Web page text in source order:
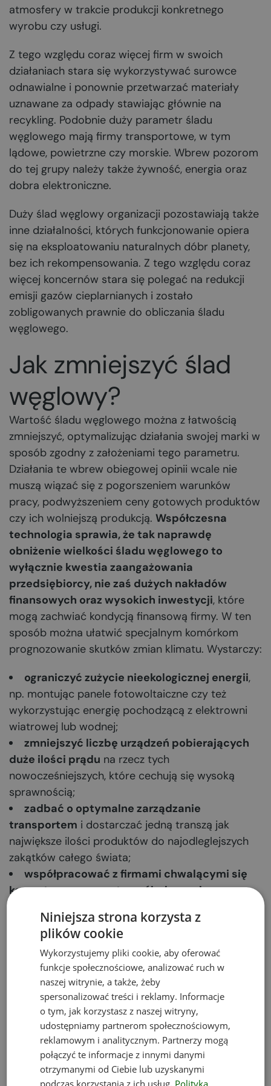
atmosfery w trakcie produkcji konkretnego
wyrobu czy usługi.
Z tego względu coraz więcej firm w swoich
działaniach stara się wykorzystywać surowce
odnawialne i ponownie przetwarzać materiały
uznawane za odpady stawiając głównie na
recykling. Podobnie duży parametr śladu
węglowego mają firmy transportowe, w tym
lądowe, powietrzne czy morskie. Wbrew pozorom
do tej grupy należy także żywność, energia oraz
dobra elektroniczne.
Duży ślad węglowy organizacji pozostawiają także
inne działalności, których funkcjonowanie opiera
się na eksploatowaniu naturalnych dóbr planety,
bez ich rekompensowania. Z tego względu coraz
więcej koncernów stara się polegać na redukcji
emisji gazów cieplarnianych i zostało
zobligowanych prawnie do obliczania śladu
węglowego.
Jak zmniejszyć ślad
węglowy?
Wartość śladu węglowego można z łatwością
zmniejszyć, optymalizując działania swojej marki w
sposób zgodny z założeniami tego parametru.
Działania te wbrew obiegowej opinii wcale nie
muszą wiązać się z pogorszeniem warunków
pracy, podwyższeniem ceny gotowych produktów
czy ich wolniejszą produkcją. Współczesna
technologia sprawia, że tak naprawdę
obniżenie wielkości śladu węglowego to
wyłącznie kwestia zaangażowania
przedsiębiorcy, nie zaś dużych nakładów
finansowych oraz wysokich inwestycji, które
mogą zachwiać kondycją finansową firmy. W ten
sposób można ułatwić specjalnym komórkom
prognozowanie skutków zmian klimatu. Wystarczy:
ograniczyć zużycie nieekologicznej energii,
np. montując panele fotowoltaiczne czy też
wykorzystując energię pochodzącą z elektrowni
wiatrowej lub wodnej;
zmniejszyć liczbę urządzeń pobierających
duże ilości prądu na rzecz tych
nowocześniejszych, które cechują się wysoką
sprawnością;
zadbać o optymalne zarządzanie
transportem i dostarczać jedną transzą jak
największe ilości produktów do najodleglejszych
zakątków całego świata;
współpracować z firmami chwalącymi się
korzystnym parametrem śladu węglowego;
na rzecz tych pochodzących z recyklingu
postaci papierowej torby w miejsce foliowej
jednorazówki;
jak najczęściej obliczać ekwiwalent
dwutlenku węgla, co pozwoli szybko reagować
na niekorzystne zmiany wynikające np. z
wprowadzenia do firmy nowych, prądożernych
urządzeń.
Niniejsza strona korzysta z
plików cookie
Wykorzystujemy pliki cookie, aby oferować
funkcje społecznościowe, analizować ruch w
naszej witrynie, a także, żeby
spersonalizować treści i reklamy. Informacje
o tym, jak korzystasz z naszej witryny,
udostępniamy partnerom społecznościowym,
reklamowym i analitycznym. Partnerzy mogą
połączyć te informacje z innymi danymi
otrzymanymi od Ciebie lub uzyskanymi
podczas korzystania z ich usług. Polityka